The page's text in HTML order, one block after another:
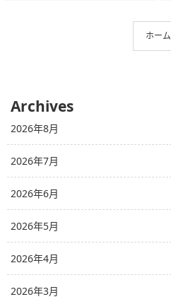
ホーム
Archives
2026年8月
2026年7月
2026年6月
2026年5月
2026年4月
2026年3月